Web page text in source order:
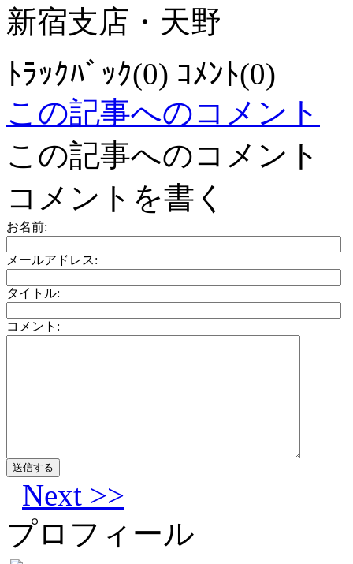
新宿支店・天野
ﾄﾗｯｸﾊﾞｯｸ(0) ｺﾒﾝﾄ(0)
この記事へのコメント
この記事へのコメント
コメントを書く
お名前:
メールアドレス:
タイトル:
コメント:
Next >>
プロフィール